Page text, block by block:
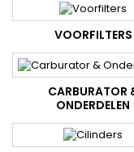
VOORFILTERS
CARBURATOR
ONDERDELEN